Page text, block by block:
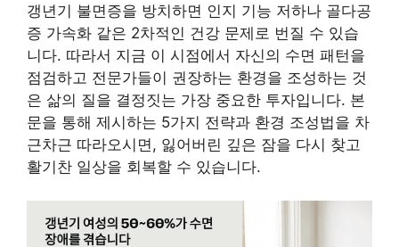
갱년기 불면증을 방치하면 인지 기능 저하나 골다공
증 가속화 같은 2차적인 건강 문제로 번질 수 있습
니다. 따라서 지금 이 시점에서 자신의 수면 패턴을
점검하고 전문가들이 권장하는 환경을 조성하는 것
은 삶의 질을 결정짓는 가장 중요한 투자입니다. 본
문을 통해 제시하는 5가지 전략과 환경 조성법을 차
근차근 따라오시면, 잃어버린 깊은 잠을 다시 찾고
활기찬 일상을 회복할 수 있습니다.